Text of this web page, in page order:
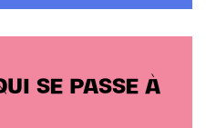
SE PASSE À